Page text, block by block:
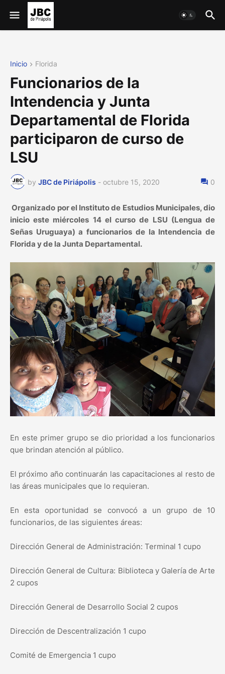
Inicio Florida
Funcionarios de la
Intendencia y Junta
Departamental de Florida
participaron de curso de
LSU
by JBC de Piriápolis - octubre 15, 2020 0
Organizado por el Instituto de Estudios Municipales, dio
inicio este miércoles 14 el curso de LSU (Lengua de
Señas Uruguaya) a funcionarios de la Intendencia de
Florida y de la Junta Departamental.
En este primer grupo se dio prioridad a los funcionarios
que brindan atención al público.
El próximo año continuarán las capacitaciones al resto de
las áreas municipales que lo requieran.
En esta oportunidad se convocó a un grupo de 10
funcionarios, de las siguientes áreas:
Dirección General de Administración: Terminal 1 cupo
Dirección General de Cultura: Biblioteca y Galería de Arte
2 cupos
Dirección General de Desarrollo Social 2 cupos
Dirección de Descentralización 1 cupo
Comité de Emergencia 1 cupo